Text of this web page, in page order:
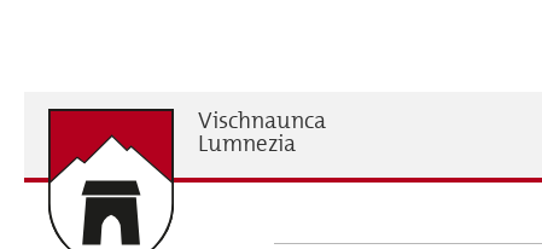
Vischnaunca
Lumnezia